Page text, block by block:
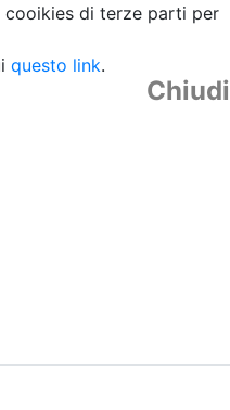
di terze parti per
questo link.
Chiudi